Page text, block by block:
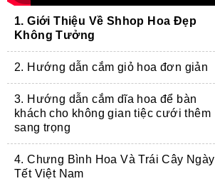
1. Giới Thiệu Về Shhop Hoa Đẹp
Không Tưởng
2. Hướng dẫn cắm giỏ hoa đơn giản
3. Hướng dẫn cắm dĩa hoa để bàn
khách cho không gian tiệc cưới thêm
sang trọng
4. Chưng Bình Hoa Và Trái Cây Ngày
Tết Việt Nam